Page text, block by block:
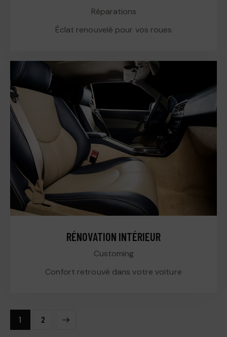
Réparations
Éclat renouvelé pour vos roues
RÉNOVATION INTÉRIEUR
Customing
Confort retrouvé dans votre voiture
1 2